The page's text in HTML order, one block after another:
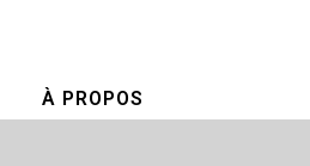
À PROPOS